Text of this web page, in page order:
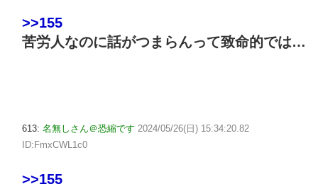
>>155
苦労人なのに話がつまらんって致命的では…
613: 名無しさん＠恐縮です 2024/05/26(日) 15:34:20.82
ID:FmxCWL1c0
>>155